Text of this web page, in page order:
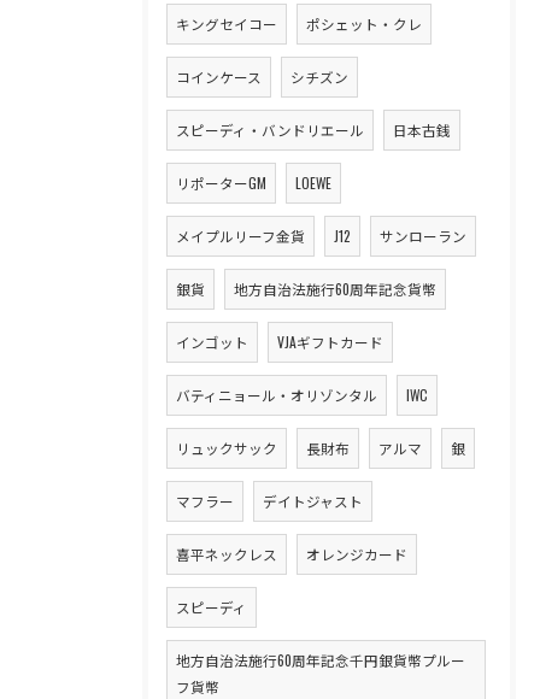
キングセイコー ポシェット・クレ
コインケース シチズン
スピーディ・バンドリエール 日本古銭
リポーターGM LOEWE
メイプルリーフ金貨 J12 サンローラン
銀貨 地方自治法施行60周年記念貨幣
インゴット VJAギフトカード
バティニョール・オリゾンタル IWC
リュックサック 長財布 アルマ 銀
マフラー デイトジャスト
喜平ネックレス オレンジカード
スピーディ
地方自治法施行60周年記念千円銀貨幣プルー
フ貨幣